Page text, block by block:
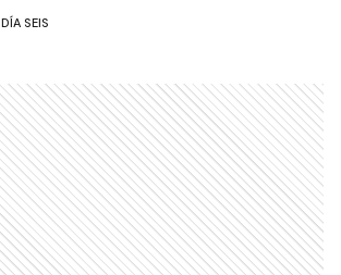
DÍA SEIS